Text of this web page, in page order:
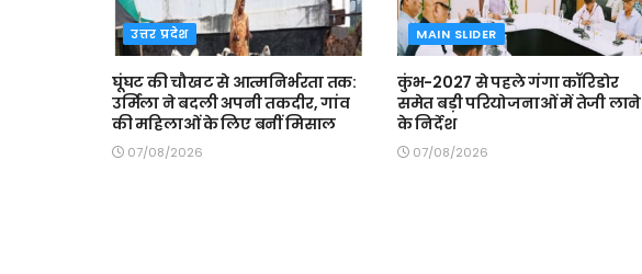
उत्तर प्रदेश
घूंघट की चौखट से आत्मनिर्भरता तक:
उर्मिला ने बदली अपनी तकदीर, गांव
की महिलाओं के लिए बनीं मिसाल
07/08/2026
MAIN SLIDER
कुंभ-2027 से पहले गंगा कॉरिडोर
समेत बड़ी परियोजनाओं में तेजी लाने
के निर्देश
07/08/2026